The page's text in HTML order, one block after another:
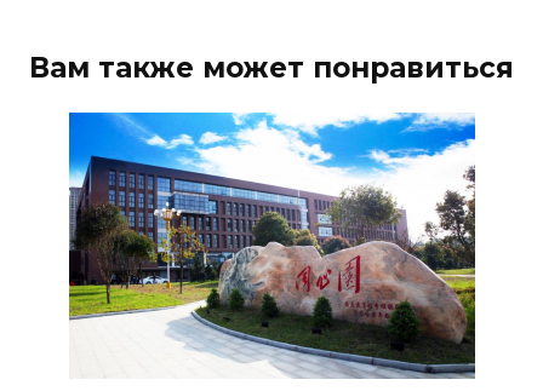
Вам также может понравиться